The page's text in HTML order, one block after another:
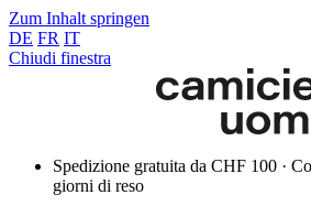
Zum Inhalt springen
DE FR IT
Chiudi finestra
Spedizione gratuita da CHF 100 ·
giorni di reso